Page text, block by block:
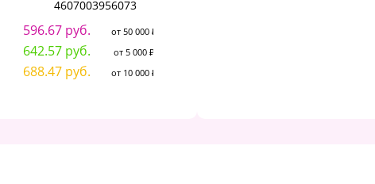
4607003956073
596.67 руб. от 50 000 ₽
642.57 руб. от 5 000 ₽
688.47 руб. от 10 000 ₽